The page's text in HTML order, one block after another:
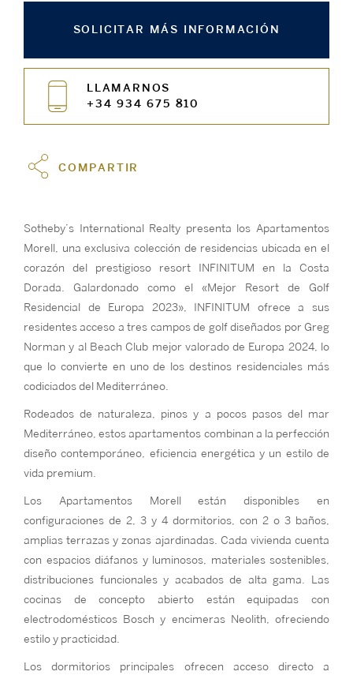
SOLICITAR MÁS INFORMACIÓN
LLAMARNOS
+34 934 675 810
COMPARTIR
Sotheby’s International Realty presenta los Apartamentos
Morell, una exclusiva colección de residencias ubicada en el
corazón del prestigioso resort INFINITUM en la Costa
Dorada. Galardonado como el «Mejor Resort de Golf
Residencial de Europa 2023», INFINITUM ofrece a sus
residentes acceso a tres campos de golf diseñados por Greg
Norman y al Beach Club mejor valorado de Europa 2024, lo
que lo convierte en uno de los destinos residenciales más
codiciados del Mediterráneo.
Rodeados de naturaleza, pinos y a pocos pasos del mar
Mediterráneo, estos apartamentos combinan a la perfección
diseño contemporáneo, eficiencia energética y un estilo de
vida premium.
Los Apartamentos Morell están disponibles en
configuraciones de 2, 3 y 4 dormitorios, con 2 o 3 baños,
amplias terrazas y zonas ajardinadas. Cada vivienda cuenta
con espacios diáfanos y luminosos, materiales sostenibles,
distribuciones funcionales y acabados de alta gama. Las
cocinas de concepto abierto están equipadas con
electrodomésticos Bosch y encimeras Neolith, ofreciendo
estilo y practicidad.
Los dormitorios principales ofrecen acceso directo a